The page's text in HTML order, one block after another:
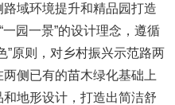
域环境提升和精品园打造
一园一景”的设计理念，遵循
”原则，对乡村振兴示范路两
侧已有的苗木绿化基础上
地形设计，打造出简洁舒